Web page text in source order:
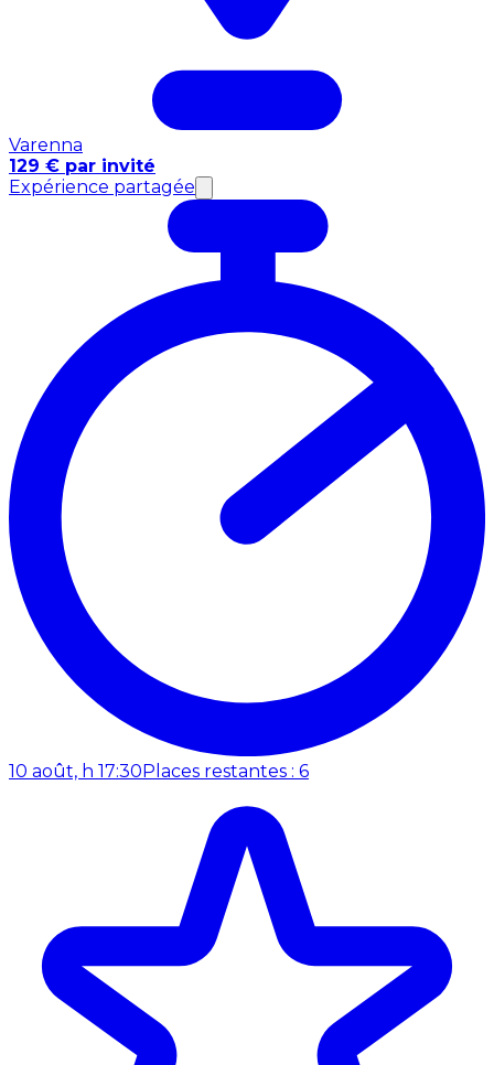
Varenna
129 € par invité
Expérience partagée
10 août, h 17:30Places restantes : 6